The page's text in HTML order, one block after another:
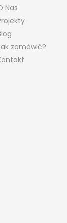
Nas
zamówić?